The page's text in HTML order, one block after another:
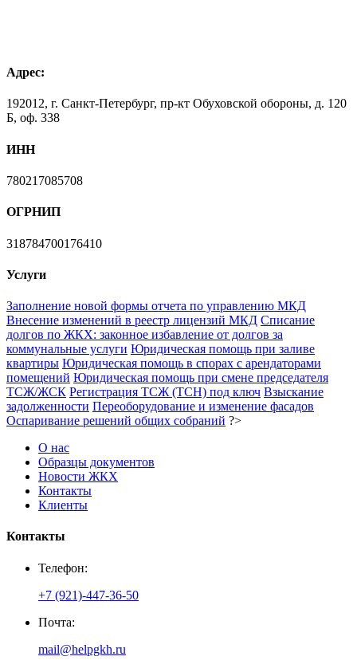
Адрес:
192012, г. Санкт-Петербург, пр-кт Обуховской обороны, д. 120
Б, оф. 338
ИНН
780217085708
ОГРНИП
318784700176410
Услуги
Заполнение новой формы отчета по управлению МКД
Внесение изменений в реестр лицензий МКД Списание
долгов по ЖКХ: законное избавление от долгов за
коммунальные услуги Юридическая помощь при заливе
квартиры Юридическая помощь в спорах с арендаторами
помещений Юридическая помощь при смене председателя
ТСЖ/ЖСК Регистрация ТСЖ (ТСН) под ключ Взыскание
задолженности Переоборудование и изменение фасадов
Оспаривание решений общих собраний ?>
О нас
Образцы документов
Новости ЖКХ
Контакты
Клиенты
Контакты
Телефон:
+7 (921)-447-36-50
Почта:
mail@helpgkh.ru